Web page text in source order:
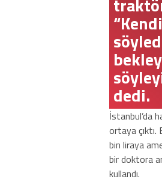
dedi.
İstanbul’da
ortaya çıktı.
bin liraya
bir doktora
kullandı.